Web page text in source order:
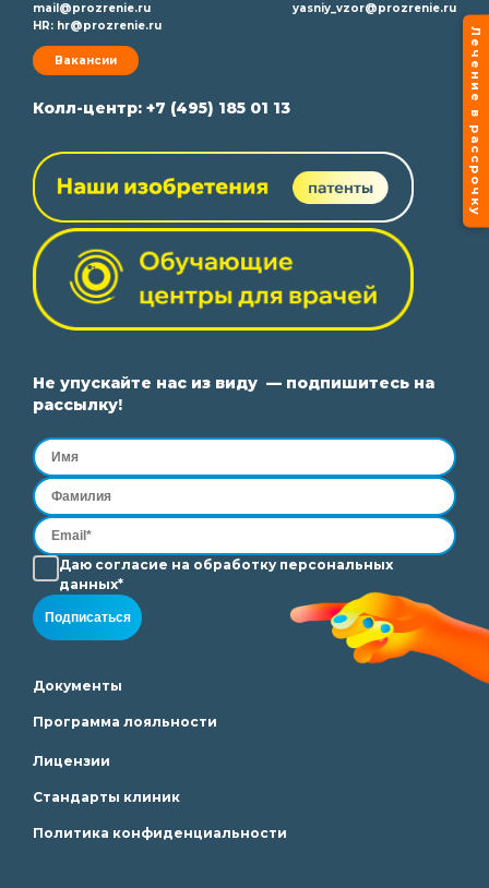
mail@prozrenie.ru
HR: hr@prozrenie.ru
Вакансии
yasniy_vzor@prozrenie.ru
Колл-центр: +7 (495) 185 01 13
Не упускайте нас из виду — подпишитесь на
рассылку!
Даю согласие на обработкуперсональных
данных*
Подписаться
Документы
Программа лояльности
Лицензии
Стандарты клиник
Политика конфиденциальности
Лечение в рассрочку